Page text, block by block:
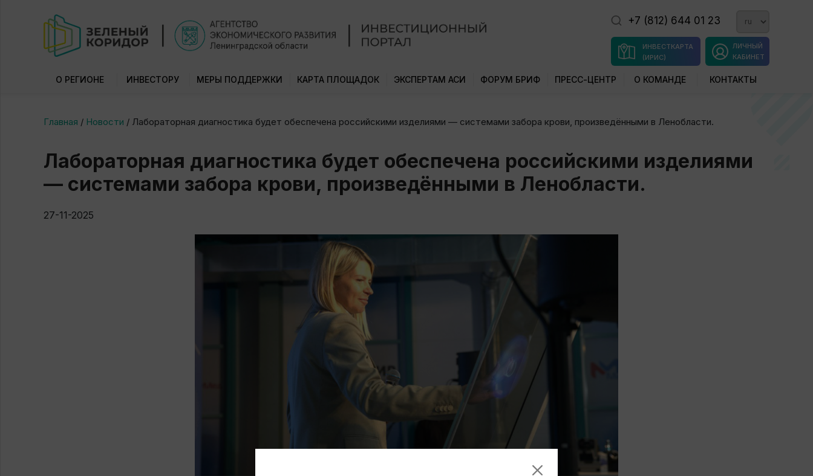
+7 (812) 644 01 23
ЛИЧНЫЙ
КАБИНЕТ
ИНВЕСТКАРТА
(ИРИС)
О РЕГИОНЕ ИНВЕСТОРУ МЕРЫ ПОДДЕРЖКИ КАРТА ПЛОЩАДОК ЭКСПЕРТАМ АСИ ФОРУМ БРИФ ПРЕСС-ЦЕНТР О КОМАНДЕ КОНТАКТЫ
Главная / Новости / Лабораторная диагностика будет обеспечена российскими изделиями — системами забора крови, произведёнными в Ленобласти.
Лабораторная диагностика будет обеспечена российскими изделиями
— системами забора крови, произведёнными в Ленобласти.
27-11-2025